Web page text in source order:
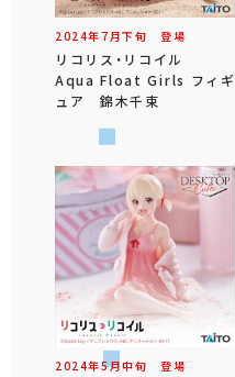
2024年 7 月下旬 登場
リコリス・リコイル
Aqua Float Girls フィギ
ュア 錦木千束
2024年5月中旬 登場